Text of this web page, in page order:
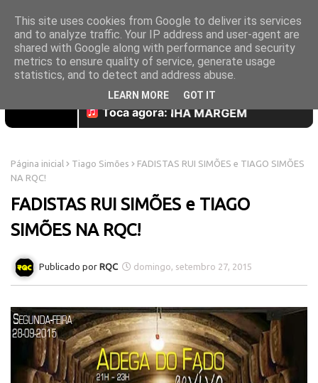
Página inicial Tiago Simões
FADISTAS RUI SIMÕES e TIAGO SIMÕES
NA RQC!
FADISTAS RUI SIMÕES e TIAGO
SIMÕES NA RQC!
RQC domingo, setembro 27, 2015
This site uses cookies from Google to deliver its services
and to analyze traffic. Your IP address and user-agent are
shared with Google along with performance and security
metrics to ensure quality of service, generate usage
statistics, and to detect and address abuse.
LEARN MORE GOT IT